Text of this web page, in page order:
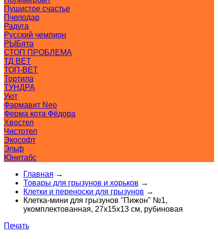
Пушистое счастье
Пчелодар
Радуга
Русский чемпион
РЫБята
СТОП ПРОБЛЕМА
ТД ВЕТ
ТОП-ВЕТ
Тортила
ТУНДРА
Уют
Фармавит Neo
Ферма кота Фёдора
Хвостел
Чистотел
Экософт
Эльф
Юнитабс
Главная →
Товары для грызунов и хорьков →
Клетки и переноски для грызунов →
Клетка-мини для грызунов "Пижон" №1,
укомплектованная, 27х15х13 см, рубиновая
Печать